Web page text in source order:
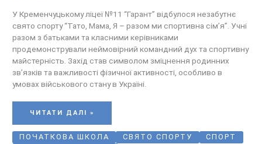
У Кременчуцькому ліцеї №11 “Гарант” відбулося незабутнє
свято спорту “Тато, Мама, Я – разом ми спортивна сім’я”. Учні
разом з батьками та класними керівниками
продемонстрували неймовірний командний дух та спортивну
майстерність. Захід став символом зміцнення родинних
зв’язків та важливості фізичної активності, особливо в
умовах військового стану в Україні.
ЧИТАТИ ДАЛІ »
ПОЧАТКОВА ШКОЛА СВЯТО СПОРТУ
СПОРТ